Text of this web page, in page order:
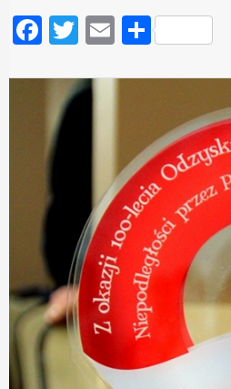
Facebook
Twitter
EmailPodziel